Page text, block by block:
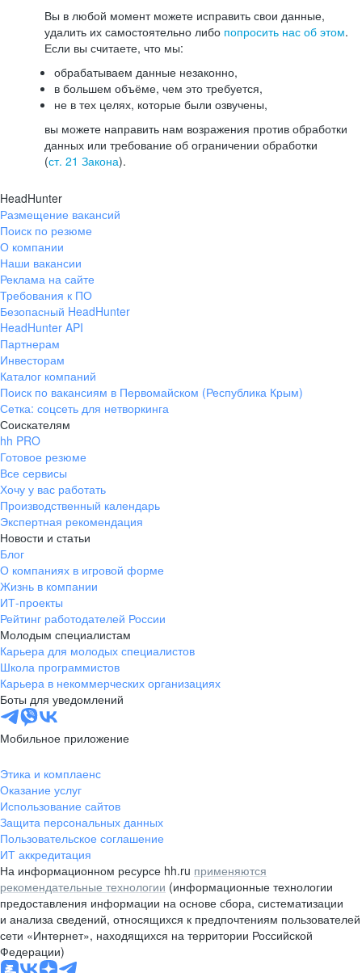
Вы в любой момент можете исправить свои данные,
удалить их самостоятельно либо попросить нас об этом.
Если вы считаете, что мы:
обрабатываем данные незаконно,
в большем объёме, чем это требуется,
не в тех целях, которые были озвучены,
вы можете направить нам возражения против обработки
данных или требование об ограничении обработки
(ст. 21 Закона).
HeadHunter
Размещение вакансий
Поиск по резюме
О компании
Наши вакансии
Реклама на сайте
Требования к ПО
Безопасный HeadHunter
HeadHunter API
Партнерам
Инвесторам
Каталог компаний
Поиск по вакансиям в Первомайском (Республика Крым)
Сетка: соцсеть для нетворкинга
Соискателям
hh PRO
Готовое резюме
Все сервисы
Хочу у вас работать
Производственный календарь
Экспертная рекомендация
Новости и статьи
Блог
О компаниях в игровой форме
Жизнь в компании
ИТ-проекты
Рейтинг работодателей России
Молодым специалистам
Карьера для молодых специалистов
Школа программистов
Карьера в некоммерческих организациях
Боты для уведомлений
Мобильное приложение
Этика и комплаенс
Оказание услуг
Использование сайтов
Защита персональных данных
Пользовательское соглашение
ИТ аккредитация
На информационном ресурсе hh.ru применяются
рекомендательные технологии (информационные технологии
предоставления информации на основе сбора, систематизации
и анализа сведений, относящихся к предпочтениям пользователей
сети «Интернет», находящихся на территории Российской
Федерации)